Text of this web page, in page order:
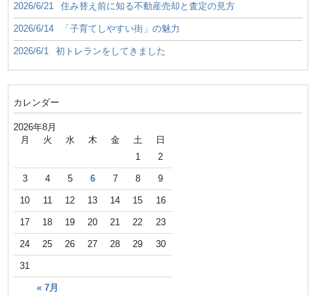
2026/6/21 住み替え前に知る不動産売却と査定の見方
2026/6/14 「子育てしやすい街」の魅力
2026/6/1 初トレランをしてきました
カレンダー
2026年8月
月 火 水 木 金 土 日
« 7月
1 2
3 4 5 6 7 8 9
10 11 12 13 14 15 16
17 18 19 20 21 22 23
24 25 26 27 28 29 30
31